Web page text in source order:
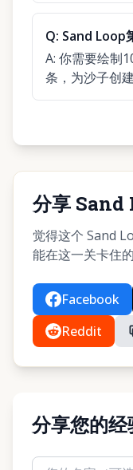
Q: Sand Loop
A: 你需要绘制
条，为沙子创
分享 Sand
觉得这个 Sand
能在这一关卡住
Facebook
Reddit
分享您的经